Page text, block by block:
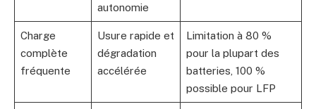
autonomie
Charge
complète
fréquente
Usure rapide et
dégradation
accélérée
Limitation à 80 %
pour la plupart des
batteries, 100 %
possible pour LFP